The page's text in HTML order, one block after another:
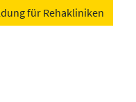
für Rehakliniken